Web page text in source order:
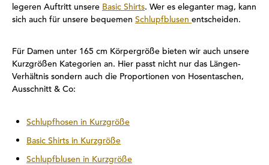
legeren Auftritt unsere Basic Shirts. Wer es eleganter mag, kann
sich auch für unsere bequemen Schlupfblusen entscheiden.
Für Damen unter 165 cm Körpergröße bieten wir auch unsere
Kurzgrößen Kategorien an. Hier passt nicht nur das Längen-
Verhältnis sondern auch die Proportionen von Hosentaschen,
Ausschnitt & Co:
Schlupfhosen in Kurzgröße
Basic Shirts in Kurzgröße
Schlupfblusen in Kurzgröße